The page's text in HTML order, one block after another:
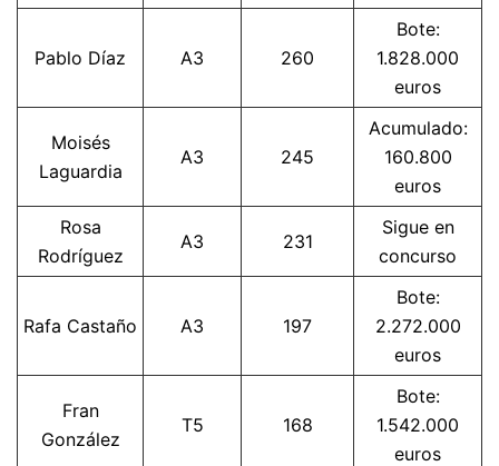
Pablo Díaz A3 260
Bote:
1.828.000
euros
Moisés
Laguardia
A3 245
Acumulado:
160.800
euros
Rosa
Rodríguez
A3 231
Sigue en
concurso
Rafa Castaño A3 197
Bote:
2.272.000
euros
Fran
González
T5 168
Bote:
1.542.000
euros